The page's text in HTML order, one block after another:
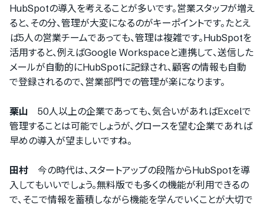
HubSpotの導入を考えることが多いです。営業スタッフが増え
ると、その分、管理が大変になるのがキーポイントです。たとえ
ば5人の営業チームであっても、管理は複雑です。HubSpotを
活用すると、例えばGoogle Workspaceと連携して、送信した
メールが自動的にHubSpotに記録され、顧客の情報も自動
で登録されるので、営業部門での管理が楽になります。
栗山 50人以上の企業であっても、気合いがあればExcelで
管理することは可能でしょうが、グロースを望む企業であれば
早めの導入が望ましいですね。
田村 今の時代は、スタートアップの段階からHubSpotを導
入してもいいでしょう。無料版でも多くの機能が利用できるの
で、そこで情報を蓄積しながら機能を学んでいくことが大切で